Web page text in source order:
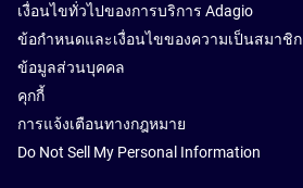
เงื่อนไขทั่วไปของการบริการ Adagio
ข้อกำหนดและเงื่อนไขของความเป็นสมาชิก
ข้อมูลส่วนบุคคล
คุกกี้
การแจ้งเตือนทางกฎหมาย
Do Not Sell My Personal Information